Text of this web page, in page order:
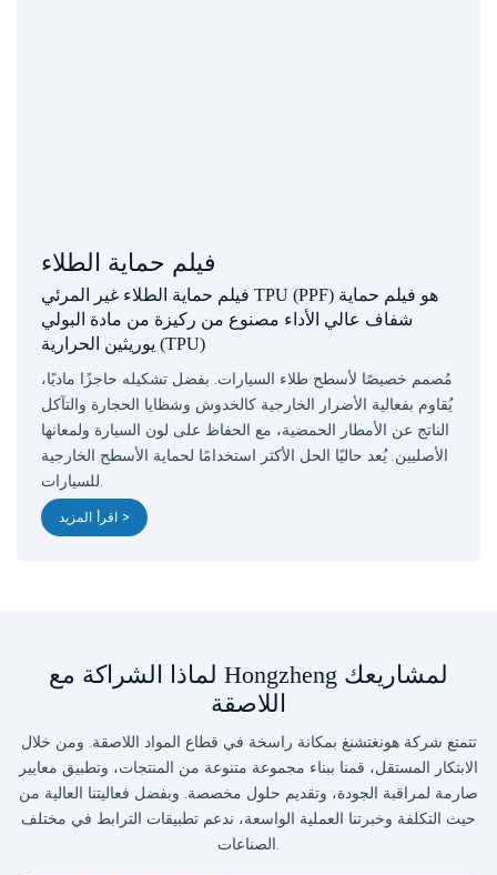
فيلم حماية الطلاء
فيلم حماية الطلاء غير المرئي TPU (PPF) هو فيلم حماية
شفاف عالي الأداء مصنوع من ركيزة من مادة البولي
يوريثين الحرارية (TPU)
مُصمم خصيصًا لأسطح طلاء السيارات. بفضل تشكيله حاجزًا ماديًا،
يُقاوم بفعالية الأضرار الخارجية كالخدوش وشظايا الحجارة والتآكل
الناتج عن الأمطار الحمضية، مع الحفاظ على لون السيارة ولمعانها
الأصليين. يُعد حاليًا الحل الأكثر استخدامًا لحماية الأسطح الخارجية
للسيارات.
اقرأ المزيد >
لماذا الشراكة مع Hongzheng لمشاريعك
اللاصقة
تتمتع شركة هونغتشنغ بمكانة راسخة في قطاع المواد اللاصقة. ومن خلال
الابتكار المستقل، قمنا ببناء مجموعة متنوعة من المنتجات، وتطبيق معايير
صارمة لمراقبة الجودة، وتقديم حلول مخصصة. وبفضل فعاليتنا العالية من
حيث التكلفة وخبرتنا العملية الواسعة، ندعم تطبيقات الترابط في مختلف
الصناعات.